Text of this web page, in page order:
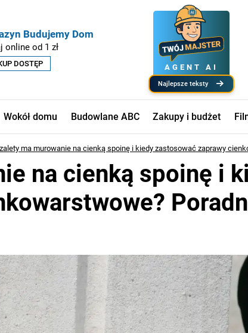
Budujemy Dom
online od 1 zł
DOSTĘP AGENT AI
najlepsze teksty
Wokół domu Budowlane ABC Zakupy i budżet
ma murowanie na cienką spoinę i kiedy zastosować zaprawy
na cienką spoinę i